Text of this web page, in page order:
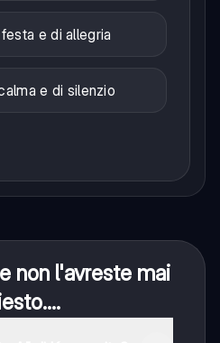
e di allegria
e di silenzio
non l'avreste mai